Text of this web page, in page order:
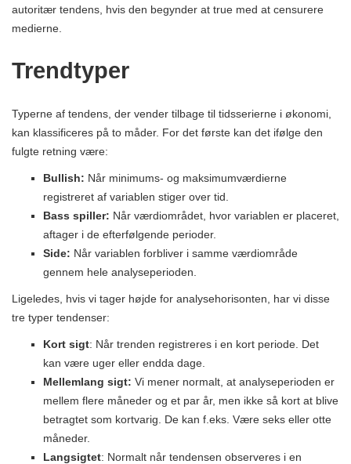
autoritær tendens, hvis den begynder at true med at censurere
medierne.
Trendtyper
Typerne af tendens, der vender tilbage til tidsserierne i økonomi,
kan klassificeres på to måder. For det første kan det ifølge den
fulgte retning være:
Bullish: Når minimums- og maksimumværdierne
registreret af variablen stiger over tid.
Bass spiller: Når værdiområdet, hvor variablen er placeret,
aftager i de efterfølgende perioder.
Side: Når variablen forbliver i samme værdiområde
gennem hele analyseperioden.
Ligeledes, hvis vi tager højde for analysehorisonten, har vi disse
tre typer tendenser:
Kort sigt: Når trenden registreres i en kort periode. Det
kan være uger eller endda dage.
Mellemlang sigt: Vi mener normalt, at analyseperioden er
mellem flere måneder og et par år, men ikke så kort at blive
betragtet som kortvarig. De kan f.eks. Være seks eller otte
måneder.
Langsigtet: Normalt når tendensen observeres i en